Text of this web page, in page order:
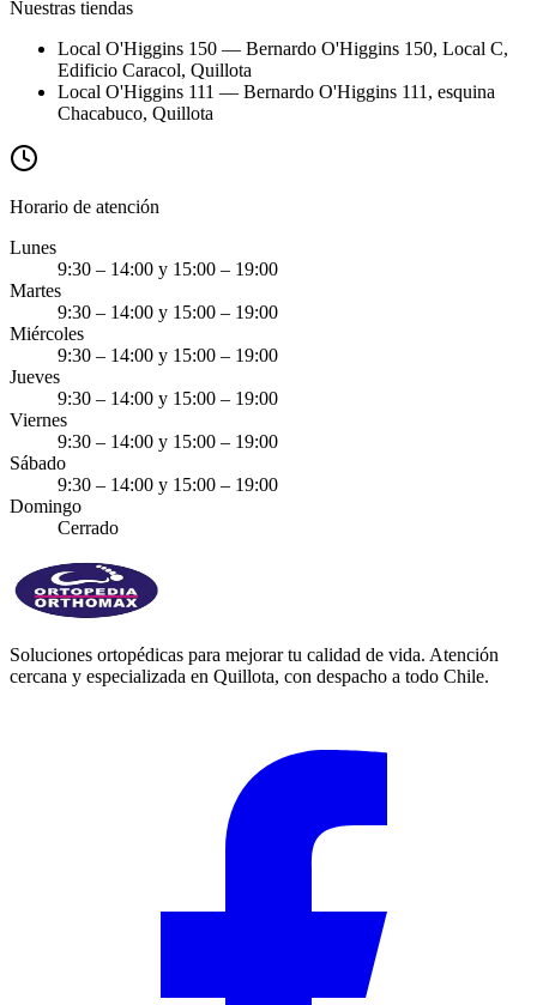
Nuestras tiendas
Local O'Higgins 150 — Bernardo O'Higgins 150, Local C,
Edificio Caracol, Quillota
Local O'Higgins 111 — Bernardo O'Higgins 111, esquina
Chacabuco, Quillota
Horario de atención
Lunes
9:30 – 14:00 y 15:00 – 19:00
Martes
9:30 – 14:00 y 15:00 – 19:00
Miércoles
9:30 – 14:00 y 15:00 – 19:00
Jueves
9:30 – 14:00 y 15:00 – 19:00
Viernes
9:30 – 14:00 y 15:00 – 19:00
Sábado
9:30 – 14:00 y 15:00 – 19:00
Domingo
Cerrado
Soluciones ortopédicas para mejorar tu calidad de vida. Atención
cercana y especializada en Quillota, con despacho a todo Chile.